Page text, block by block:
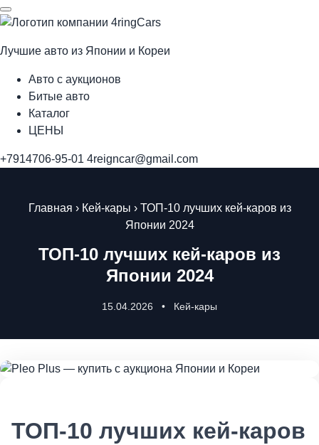
Лучшие авто из Японии и Кореи
Авто с аукционов
Битые авто
Каталог
ЦЕНЫ
+7914706-95-01 4reigncar@gmail.com
Главная › Кей-кары › ТОП-10 лучших кей-каров из
Японии 2024
ТОП-10 лучших кей-каров из
Японии 2024
15.04.2026 • Кей-кары
ТОП-10 лучших кей-каров